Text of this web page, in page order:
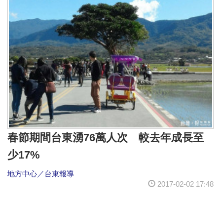
春節期間台東湧76萬人次 較去年成長至
少17%
地方中心／台東報導
2017-02-02 17:48